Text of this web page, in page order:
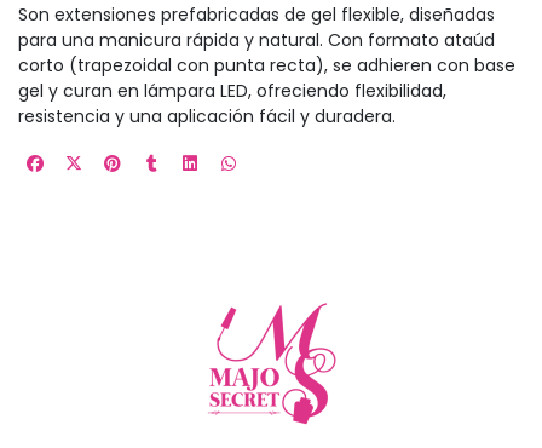
Son extensiones prefabricadas de gel flexible, diseñadas
para una manicura rápida y natural. Con formato ataúd
corto (trapezoidal con punta recta), se adhieren con base
gel y curan en lámpara LED, ofreciendo flexibilidad,
resistencia y una aplicación fácil y duradera.